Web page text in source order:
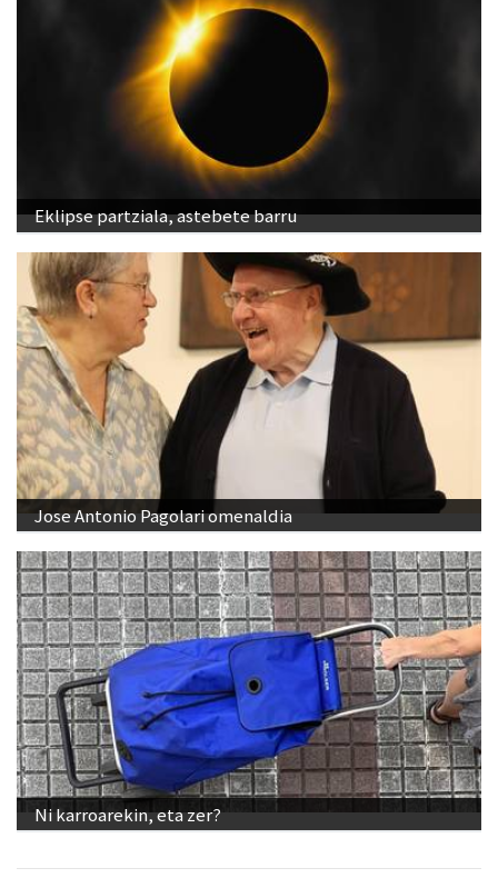
Eklipse partziala, astebete barru
Jose Antonio Pagolari omenaldia
Ni karroarekin, eta zer?